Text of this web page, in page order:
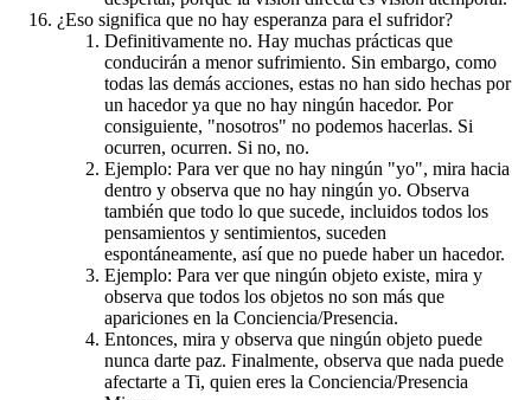
¿Eso significa que no hay esperanza para el sufridor?
Definitivamente no. Hay muchas prácticas que
conducirán a menor sufrimiento. Sin embargo, como
todas las demás acciones, estas no han sido hechas por
un hacedor ya que no hay ningún hacedor. Por
consiguiente, "nosotros" no podemos hacerlas. Si
ocurren, ocurren. Si no, no.
Ejemplo: Para ver que no hay ningún "yo", mira hacia
dentro y observa que no hay ningún yo. Observa
también que todo lo que sucede, incluidos todos los
pensamientos y sentimientos, suceden
espontáneamente, así que no puede haber un hacedor.
Ejemplo: Para ver que ningún objeto existe, mira y
observa que todos los objetos no son más que
apariciones en la Conciencia/Presencia.
Entonces, mira y observa que ningún objeto puede
nunca darte paz. Finalmente, observa que nada puede
afectarte a Ti, quien eres la Conciencia/Presencia